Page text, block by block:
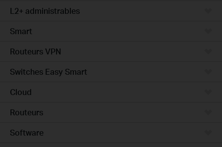
L2+ administrables
Smart
Routeurs VPN
Switches Easy Smart
Cloud
Routeurs
Software